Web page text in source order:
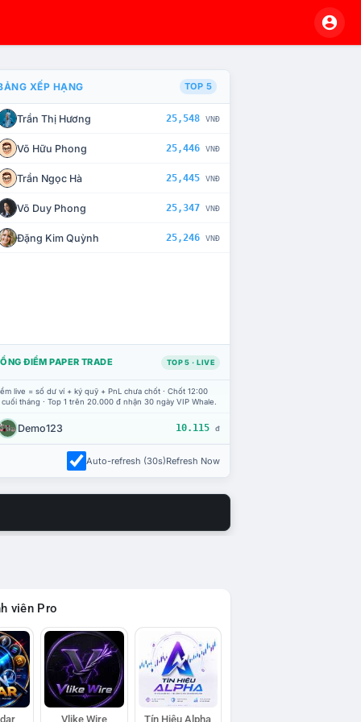
CHẾ TÀI XỬ LÝ VI PHẠM
XẾP HẠNG TOP 5
Trần Thị Hương 25,548 VNĐ
Võ Hữu Phong 25,446 VNĐ
Trần Ngọc Hà 25,445 VNĐ
Võ Duy Phong 25,347 VNĐ
Đặng Kim Quỳnh 25,246 VNĐ
ĐIỂM PAPER TRADE TOP 5 · LIVE
live = số dư ví + ký quỹ + PnL chưa chốt · Chốt 12:00
tháng · Top 1 trên 20.000 đ nhận 30 ngày VIP Whale.
Demo123 10.115 đ
Auto-refresh (30s)Refresh Now
viên Pro
Vlike Wire Tín Hiệu Alpha